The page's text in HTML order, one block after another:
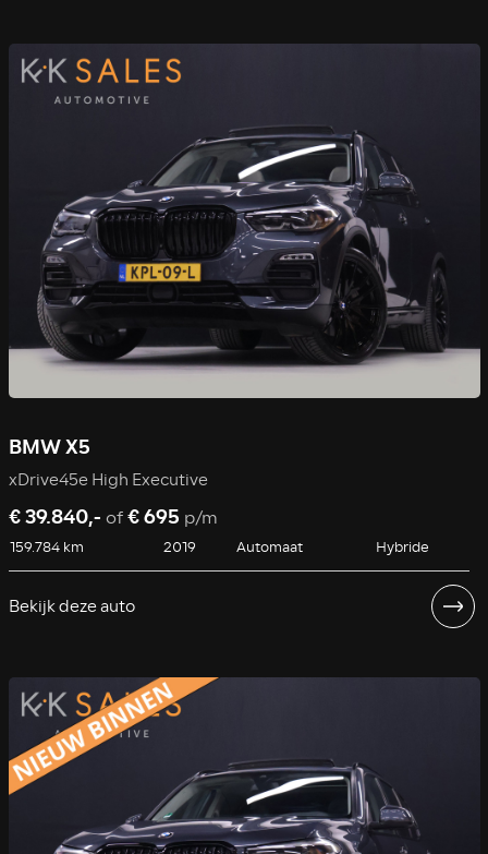
BMW X5
xDrive45e High Executive
€ 39.840,- of€ 695 p/m
159.784 km 2019 Automaat Hybride
Bekijk deze auto